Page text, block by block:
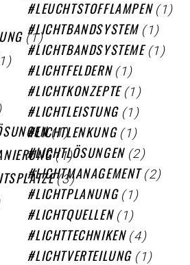
(1)
(1)
(1)
(3)
LEUCHTSTOFFLAMPEN (1)
LICHTBANDSYSTEM (1)
LICHTBANDSYSTEME (1)
LICHTFELDERN (1)
LICHTKONZEPTE (1)
LICHTLEISTUNG (1)
LICHTLENKUNG (1)
LICHTLÖSUNGEN (2)
LICHTMANAGEMENT (2)
LICHTPLANUNG (1)
LICHTQUELLEN (1)
LICHTTECHNIKEN (4)
LICHTVERTEILUNG (1)